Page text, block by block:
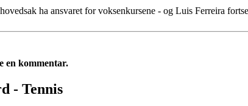
ha ansvaret for voksenkursene - og Luis Ferreira
en kommentar.
- Tennis